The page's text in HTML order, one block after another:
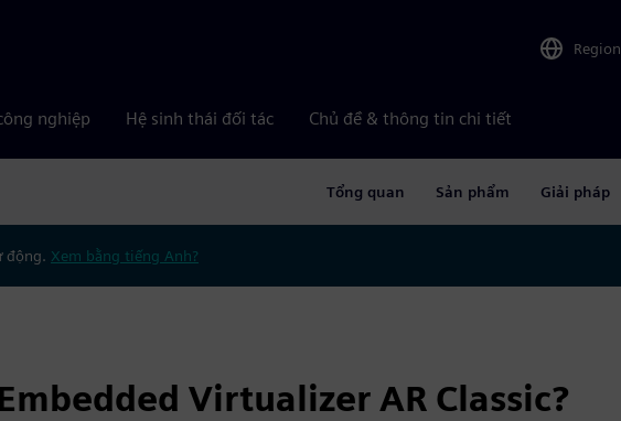
Region
nghiệp Hệ sinh thái đối tác Chủ đề & thông tin chi tiết
Tổng quan Sản phẩm Giải pháp
động. Xem bằng tiếng Anh?
Virtualizer AR Classic?